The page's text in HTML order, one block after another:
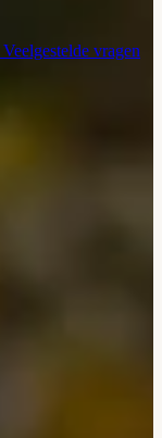
Veelgestelde vragen